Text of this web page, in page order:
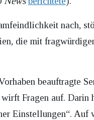
nach,
die mit
beauftragte
Fragen auf. Darin
Einstellungen“. Auf